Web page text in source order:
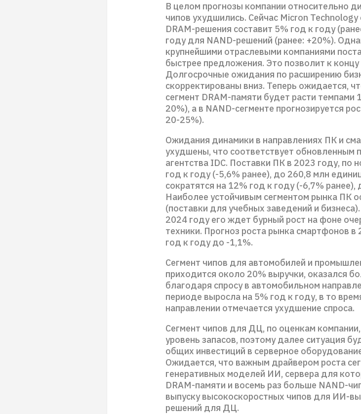
В целом прогнозы компании относительно
чипов ухудшились. Сейчас Micron
DRAM-решения составит 5% год к году
году для NAND-решений (ранее: +20%).
крупнейшими отраслевыми компаниями
быстрее предложения. Это позволит к
Долгосрочные ожидания по расширению
скорректированы вниз. Теперь ожидается,
сегмент DRAM-памяти будет расти темпами
20%), а в NAND-сегменте прогнозируется
20-25%).
Ожидания динамики в направлениях ПК и
ухудшены, что соответствует обновленным
агентства IDC. Поставки ПК в 2023 году, по
год к году (-5,6% ранее), до 260,8 млн
сократятся на 12% год к году (-6,7% ранее),
Наиболее устойчивым сегментом рынка ПК
(поставки для учебных заведений и
2024 году его ждет бурный рост на фоне
техники. Прогноз роста рынка смартфонов
год к году до -1,1%.
Сегмент чипов для автомобилей и
приходится около 20% выручки, оказался
благодаря спросу в автомобильном
периоде выросла на 5% год к году, в то
направлении отмечается ухудшение спроса.
Сегмент чипов для ДЦ, по оценкам
уровень запасов, поэтому далее ситуация
общих инвестиций в серверное
Ожидается, что важным драйвером роста
генеративных моделей ИИ, сервера для
DRAM-памяти и восемь раз больше NAND-
выпуску высокоскоростных чипов для ИИ-
решений для ДЦ.